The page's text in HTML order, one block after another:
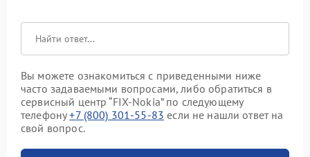
Вы можете ознакомиться с приведенными ниже
часто задаваемыми вопросами, либо обратиться в
сервисный центр “FIX-Nokia” по следующему
телефону+7 (800) 301-55-83 если не нашли ответ на
свой вопрос.